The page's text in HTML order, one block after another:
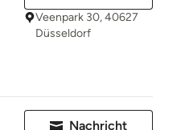
Veenpark 30, 40627
Düsseldorf
Nachricht